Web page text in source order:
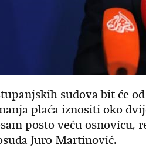
sudova bit će
plaća iznositi oko
posto veću osnovicu,
Juro Martinović.